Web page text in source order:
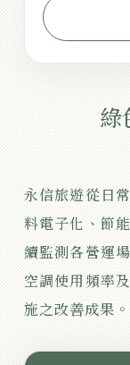
綠
永信旅遊從日
料電子化、節
續監測各營運
空調使用頻率
施之改善成果。